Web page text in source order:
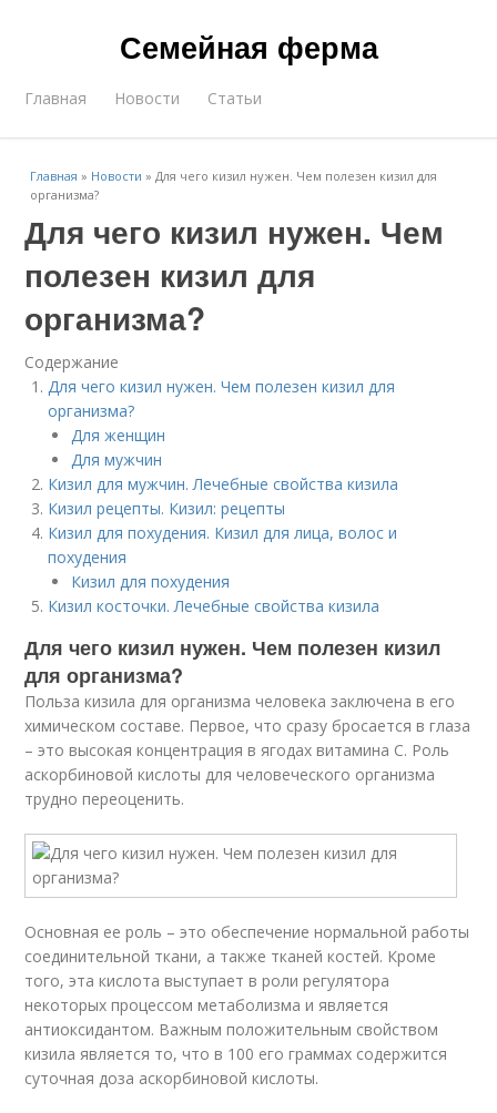
Семейная ферма
Главная Новости Статьи
Главная » Новости »Для чего кизил нужен. Чем полезен кизил для
организма?
Для чего кизил нужен. Чем
полезен кизил для
организма?
Содержание
Для чего кизил нужен. Чем полезен кизил для
организма?
Для женщин
Для мужчин
Кизил для мужчин. Лечебные свойства кизила
Кизил рецепты. Кизил: рецепты
Кизил для похудения. Кизил для лица, волос и
похудения
Кизил для похудения
Кизил косточки. Лечебные свойства кизила
Для чего кизил нужен. Чем полезен кизил
для организма?
Польза кизила для организма человека заключена в его
химическом составе. Первое, что сразу бросается в глаза
– это высокая концентрация в ягодах витамина С. Роль
аскорбиновой кислоты для человеческого организма
трудно переоценить.
Основная ее роль – это обеспечение нормальной работы
соединительной ткани, а также тканей костей. Кроме
того, эта кислота выступает в роли регулятора
некоторых процессом метаболизма и является
антиоксидантом. Важным положительным свойством
кизила является то, что в 100 его граммах содержится
суточная доза аскорбиновой кислоты.